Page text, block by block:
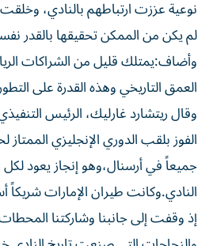
نوعية عززت ارتباطهم بالنادي،
لم يكن من الممكن تحقيقها بالقدر
وأضاف:يمتلك قليل من الشراكات
العمق التاريخي وهذه القدرة على
وقال ريتشارد غارليك، الرئيس
الفوز بلقب الدوري الإنجليزي الممتاز
جميعاً في أرسنال،وهو إنجاز يعود
النادي.وكانت طيران الإمارات
إذ وقفت إلى جانبنا وشاركتنا